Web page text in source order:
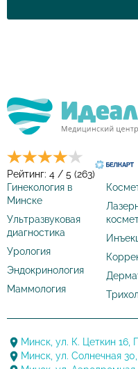
Рейтинг: 4 / 5 (263)
Гинекология в
Минске
Ультразвуковая
диагностика
Урология
Эндокринология
Маммология
Минск, ул. К. Цеткин 16,
Минск, ул. Солнечная